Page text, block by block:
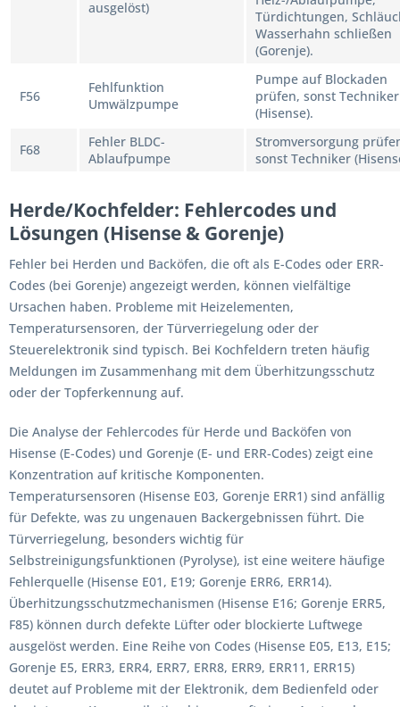
ausgelöst)
Türdichtungen,
Wasserhahn schließen
(Gorenje).
F56
Fehlfunktion
Umwälzpumpe
Pumpe auf Blockaden
prüfen, sonst Techniker
(Hisense).
F68
Fehler BLDC-
Ablaufpumpe
Stromversorgung
sonst Techniker
Herde/Kochfelder: Fehlercodes und
Lösungen (Hisense & Gorenje)
Fehler bei Herden und Backöfen, die oft als E-Codes oder ERR-
Codes (bei Gorenje) angezeigt werden, können vielfältige
Ursachen haben. Probleme mit Heizelementen,
Temperatursensoren, der Türverriegelung oder der
Steuerelektronik sind typisch. Bei Kochfeldern treten häufig
Meldungen im Zusammenhang mit dem Überhitzungsschutz
oder der Topferkennung auf.
Die Analyse der Fehlercodes für Herde und Backöfen von
Hisense (E-Codes) und Gorenje (E- und ERR-Codes) zeigt eine
Konzentration auf kritische Komponenten.
Temperatursensoren (Hisense E03, Gorenje ERR1) sind anfällig
für Defekte, was zu ungenauen Backergebnissen führt. Die
Türverriegelung, besonders wichtig für
Selbstreinigungsfunktionen (Pyrolyse), ist eine weitere häufige
Fehlerquelle (Hisense E01, E19; Gorenje ERR6, ERR14).
Überhitzungsschutzmechanismen (Hisense E16; Gorenje ERR5,
F85) können durch defekte Lüfter oder blockierte Luftwege
ausgelöst werden. Eine Reihe von Codes (Hisense E05, E13, E15;
Gorenje E5, ERR3, ERR4, ERR7, ERR8, ERR9, ERR11, ERR15)
deutet auf Probleme mit der Elektronik, dem Bedienfeld oder